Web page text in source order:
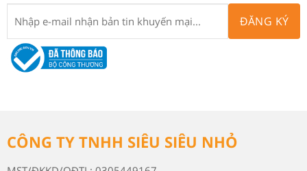
ĐĂNG KÝ
CÔNG TY TNHH SIÊU SIÊU NHỎ